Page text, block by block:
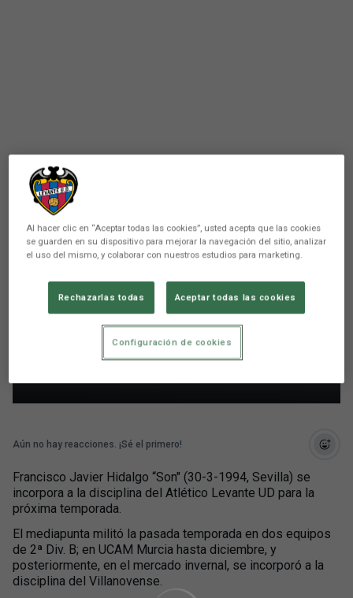
Francisco Javier Hidalgo
“Son”, nuevo fichaje para el
Atlético Levante UD
Aún no hay reacciones. ¡Sé el primero!
Francisco Javier Hidalgo “Son" (30-3-1994, Sevilla) se
incorpora a la disciplina del Atlético Levante UD para la
próxima temporada.
El mediapunta militó la pasada temporada en dos equipos
de 2ª Div. B; en UCAM Murcia hasta diciembre, y
posteriormente, en el mercado invernal, se incorporó a la
disciplina del Villanovense.
Al hacer clic en “Aceptar todas las cookies”, usted acepta que las cookies
se guarden en su dispositivo para mejorar la navegación del sitio, analizar
el uso del mismo, y colaborar con nuestros estudios para marketing.
Rechazarlas todas Aceptar todas las cookies
Configuración de cookies